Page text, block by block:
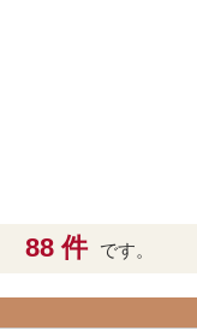
88 件 です。